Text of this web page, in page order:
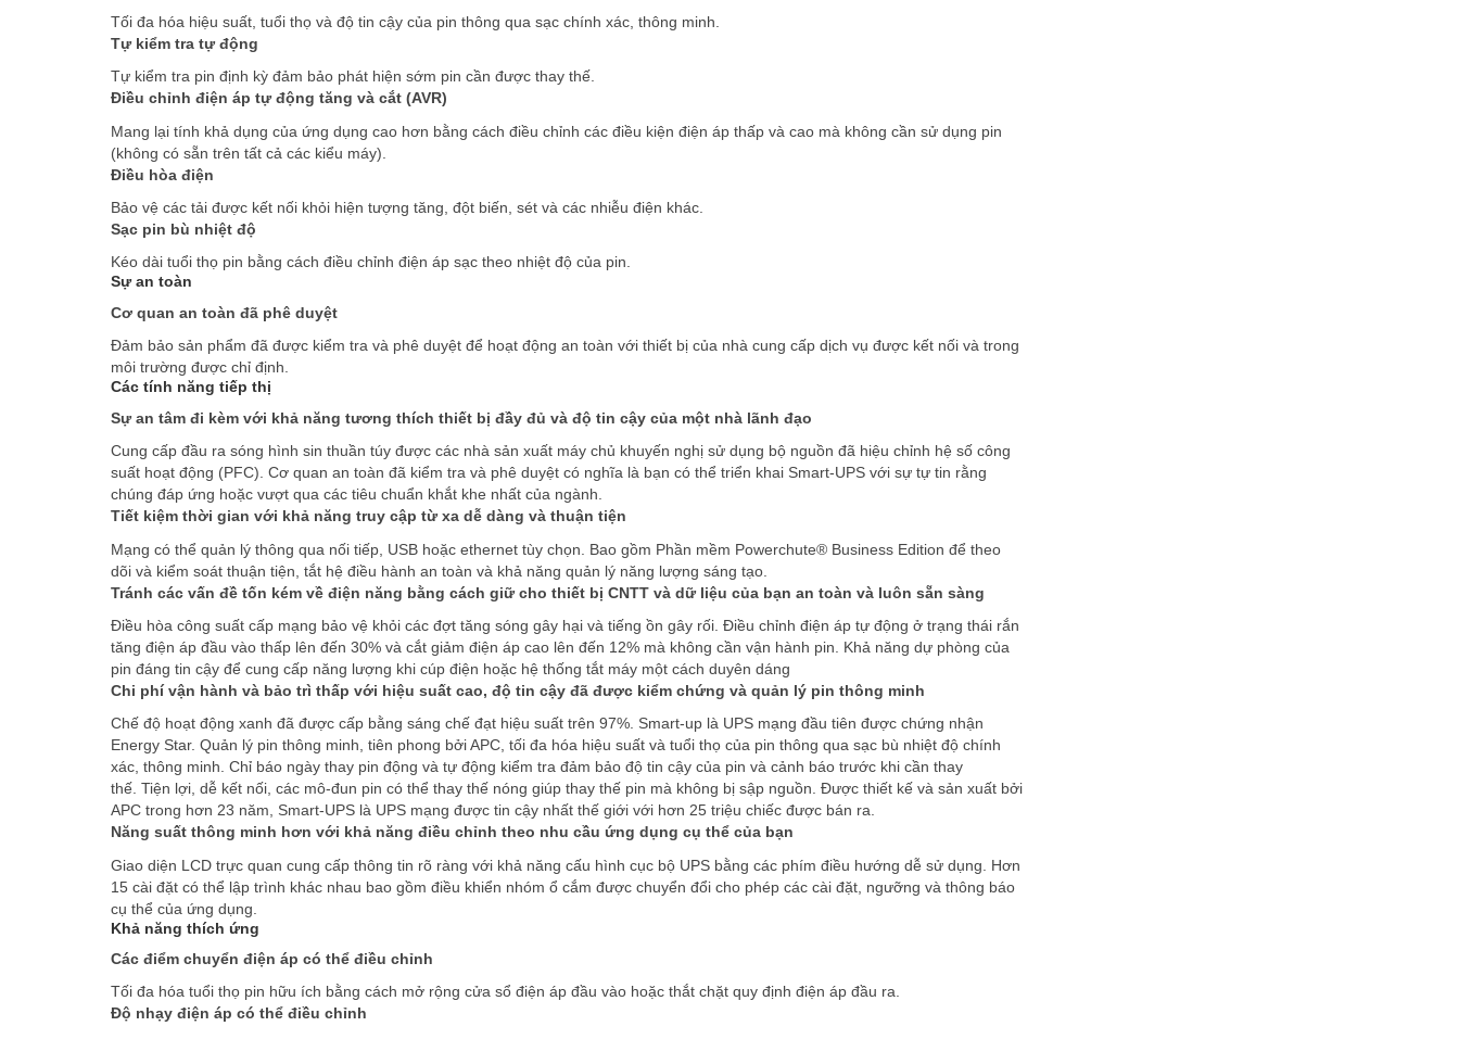
Tối đa hóa hiệu suất, tuổi thọ và độ tin cậy của pin thông qua sạc chính xác, thông minh.
Tự kiểm tra tự động
Tự kiểm tra pin định kỳ đảm bảo phát hiện sớm pin cần được thay thế.
Điều chỉnh điện áp tự động tăng và cắt (AVR)
Mang lại tính khả dụng của ứng dụng cao hơn bằng cách điều chỉnh các điều kiện điện áp thấp và cao mà không cần sử dụng pin
(không có sẵn trên tất cả các kiểu máy).
Điều hòa điện
Bảo vệ các tải được kết nối khỏi hiện tượng tăng, đột biến, sét và các nhiễu điện khác.
Sạc pin bù nhiệt độ
Kéo dài tuổi thọ pin bằng cách điều chỉnh điện áp sạc theo nhiệt độ của pin.
Sự an toàn
Cơ quan an toàn đã phê duyệt
Đảm bảo sản phẩm đã được kiểm tra và phê duyệt để hoạt động an toàn với thiết bị của nhà cung cấp dịch vụ được kết nối và trong
môi trường được chỉ định.
Các tính năng tiếp thị
Sự an tâm đi kèm với khả năng tương thích thiết bị đầy đủ và độ tin cậy của một nhà lãnh đạo
Cung cấp đầu ra sóng hình sin thuần túy được các nhà sản xuất máy chủ khuyến nghị sử dụng bộ nguồn đã hiệu chỉnh hệ số công
suất hoạt động (PFC). Cơ quan an toàn đã kiểm tra và phê duyệt có nghĩa là bạn có thể triển khai Smart-UPS với sự tự tin rằng
chúng đáp ứng hoặc vượt qua các tiêu chuẩn khắt khe nhất của ngành.
Tiết kiệm thời gian với khả năng truy cập từ xa dễ dàng và thuận tiện
Mạng có thể quản lý thông qua nối tiếp, USB hoặc ethernet tùy chọn. Bao gồm Phần mềm Powerchute® Business Edition để theo
dõi và kiểm soát thuận tiện, tắt hệ điều hành an toàn và khả năng quản lý năng lượng sáng tạo.
Tránh các vấn đề tốn kém về điện năng bằng cách giữ cho thiết bị CNTT và dữ liệu của bạn an toàn và luôn sẵn sàng
Điều hòa công suất cấp mạng bảo vệ khỏi các đợt tăng sóng gây hại và tiếng ồn gây rối. Điều chỉnh điện áp tự động ở trạng thái rắn
tăng điện áp đầu vào thấp lên đến 30% và cắt giảm điện áp cao lên đến 12% mà không cần vận hành pin. Khả năng dự phòng của
pin đáng tin cậy để cung cấp năng lượng khi cúp điện hoặc hệ thống tắt máy một cách duyên dáng
Chi phí vận hành và bảo trì thấp với hiệu suất cao, độ tin cậy đã được kiểm chứng và quản lý pin thông minh
Chế độ hoạt động xanh đã được cấp bằng sáng chế đạt hiệu suất trên 97%. Smart-up là UPS mạng đầu tiên được chứng nhận
Energy Star. Quản lý pin thông minh, tiên phong bởi APC, tối đa hóa hiệu suất và tuổi thọ của pin thông qua sạc bù nhiệt độ chính
xác, thông minh. Chỉ báo ngày thay pin động và tự động kiểm tra đảm bảo độ tin cậy của pin và cảnh báo trước khi cần thay
thế. Tiện lợi, dễ kết nối, các mô-đun pin có thể thay thế nóng giúp thay thế pin mà không bị sập nguồn. Được thiết kế và sản xuất bởi
APC trong hơn 23 năm, Smart-UPS là UPS mạng được tin cậy nhất thế giới với hơn 25 triệu chiếc được bán ra.
Năng suất thông minh hơn với khả năng điều chỉnh theo nhu cầu ứng dụng cụ thể của bạn
Giao diện LCD trực quan cung cấp thông tin rõ ràng với khả năng cấu hình cục bộ UPS bằng các phím điều hướng dễ sử dụng. Hơn
15 cài đặt có thể lập trình khác nhau bao gồm điều khiển nhóm ổ cắm được chuyển đổi cho phép các cài đặt, ngưỡng và thông báo
cụ thể của ứng dụng.
Khả năng thích ứng
Các điểm chuyển điện áp có thể điều chỉnh
Tối đa hóa tuổi thọ pin hữu ích bằng cách mở rộng cửa sổ điện áp đầu vào hoặc thắt chặt quy định điện áp đầu ra.
Độ nhạy điện áp có thể điều chỉnh